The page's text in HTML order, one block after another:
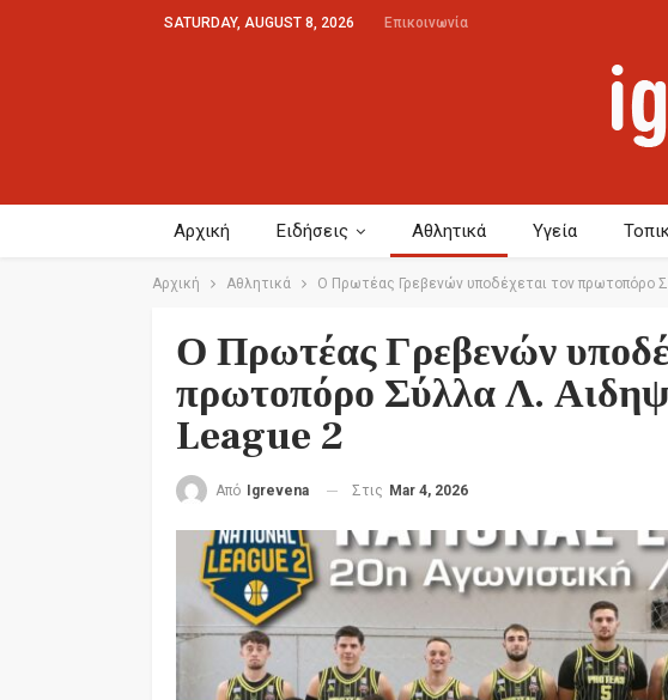
SATURDAY, AUGUST 8, 2026 Επικοινωνία
Αρχική Ειδήσεις Αθλητικά Υγεία
Αρχική Αθλητικά Ο Πρωτέας Γρεβενών υποδέχεται τον πρωτοπόρο
Ο Πρωτέας Γρεβενών
πρωτοπόρο Σύλλα Λ.
League 2
Από Igrevena Στις Mar 4, 2026